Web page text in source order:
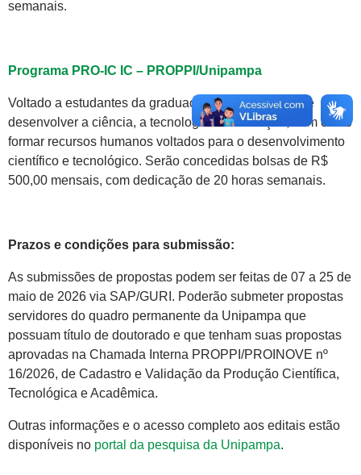
semanais.
Programa PRO-IC IC – PROPPI/Unipampa
Voltado a estudantes da graduação, tem o objetivo de
desenvolver a ciência, a tecnologia e a inovação, bem como
formar recursos humanos voltados para o desenvolvimento
científico e tecnológico. Serão concedidas bolsas de R$
500,00 mensais, com dedicação de 20 horas semanais.
Prazos e condições para submissão:
As submissões de propostas podem ser feitas de 07 a 25 de
maio de 2026 via SAP/GURI. Poderão submeter propostas
servidores do quadro permanente da Unipampa que
possuam título de doutorado e que tenham suas propostas
aprovadas na Chamada Interna PROPPI/PROINOVE nº
16/2026, de Cadastro e Validação da Produção Científica,
Tecnológica e Acadêmica.
Outras informações e o acesso completo aos editais estão
disponíveis no portal da pesquisa da Unipampa.